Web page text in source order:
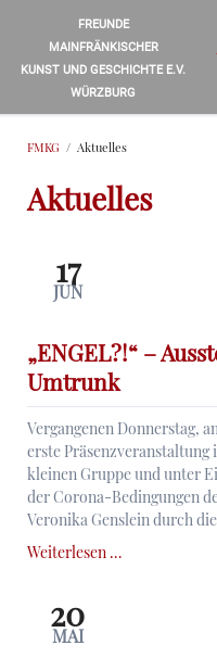
FREUNDE
MAINFRÄNKISCHER
KUNST UND GESCHICHTE E.V.
WÜRZBURG
FMKG Aktuelles
Aktuelles
17
JUN
„ENGEL?!“ –
Umtrunk
Vergangenen Donnerstag,
erste
kleinen Gruppe und unter
der Corona-Bedingungen
Veronika Genslein durch
Weiterlesen …
20
MAI